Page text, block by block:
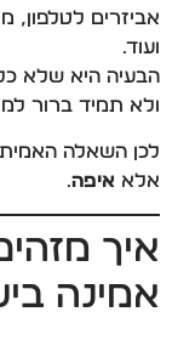
אביזרים לטלפון,
ועוד.
הבעיה היא שלא
ולא תמיד ברור
לכן השאלה
אלא איפה.
איך
אמינה